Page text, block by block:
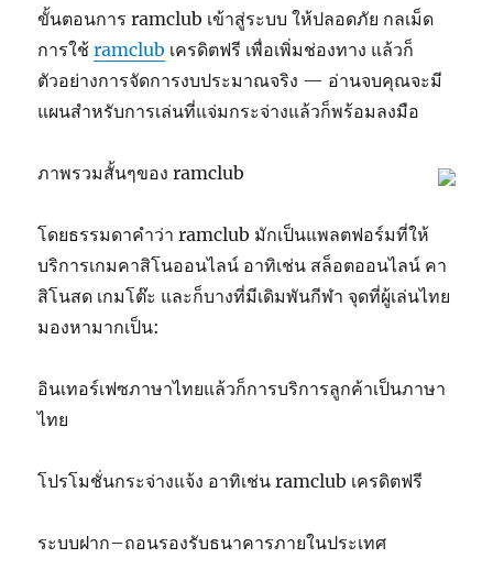
ขั้นตอนการ ramclub เข้าสู่ระบบ ให้ปลอดภัย กลเม็ด
การใช้ramclub เครดิตฟรี เพื่อเพิ่มช่องทาง แล้วก็
ตัวอย่างการจัดการงบประมาณจริง — อ่านจบคุณจะมี
แผนสำหรับการเล่นที่แจ่มกระจ่างแล้วก็พร้อมลงมือ
ภาพรวมสั้นๆของ ramclub
โดยธรรมดาคำว่า ramclub มักเป็นแพลตฟอร์มที่ให้
บริการเกมคาสิโนออนไลน์ อาทิเช่น สล็อตออนไลน์ คา
สิโนสด เกมโต๊ะ และก็บางที่มีเดิมพันกีฬา จุดที่ผู้เล่นไทย
มองหามากเป็น:
อินเทอร์เฟซภาษาไทยแล้วก็การบริการลูกค้าเป็นภาษา
ไทย
โปรโมชั่นกระจ่างแจ้ง อาทิเช่น ramclub เครดิตฟรี
ระบบฝาก–ถอนรองรับธนาคารภายในประเทศ